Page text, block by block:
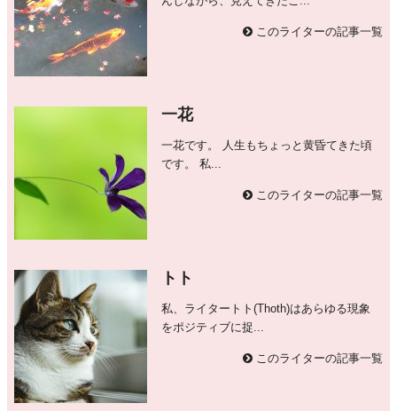
このライターの記事一覧
一花
一花です。 人生もちょっと黄昏てきた頃
です。 私...
このライターの記事一覧
トト
私、ライタートト(Thoth)はあらゆる現象
をポジティブに捉...
このライターの記事一覧